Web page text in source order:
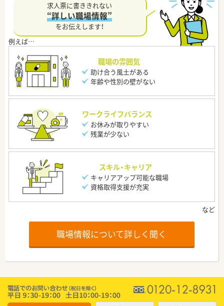
求人票に書ききれない
“詳しい職場情報”
をお伝えします！
職場の雰囲気
助け合う風土がある
年齢や性別の壁がない
ワークライフバランス
お休みが取りやすい
残業が少ない
スキル・キャリア
キャリアアップ可能な職場
資格取得支援が充実
職場情報について詳しく聞く